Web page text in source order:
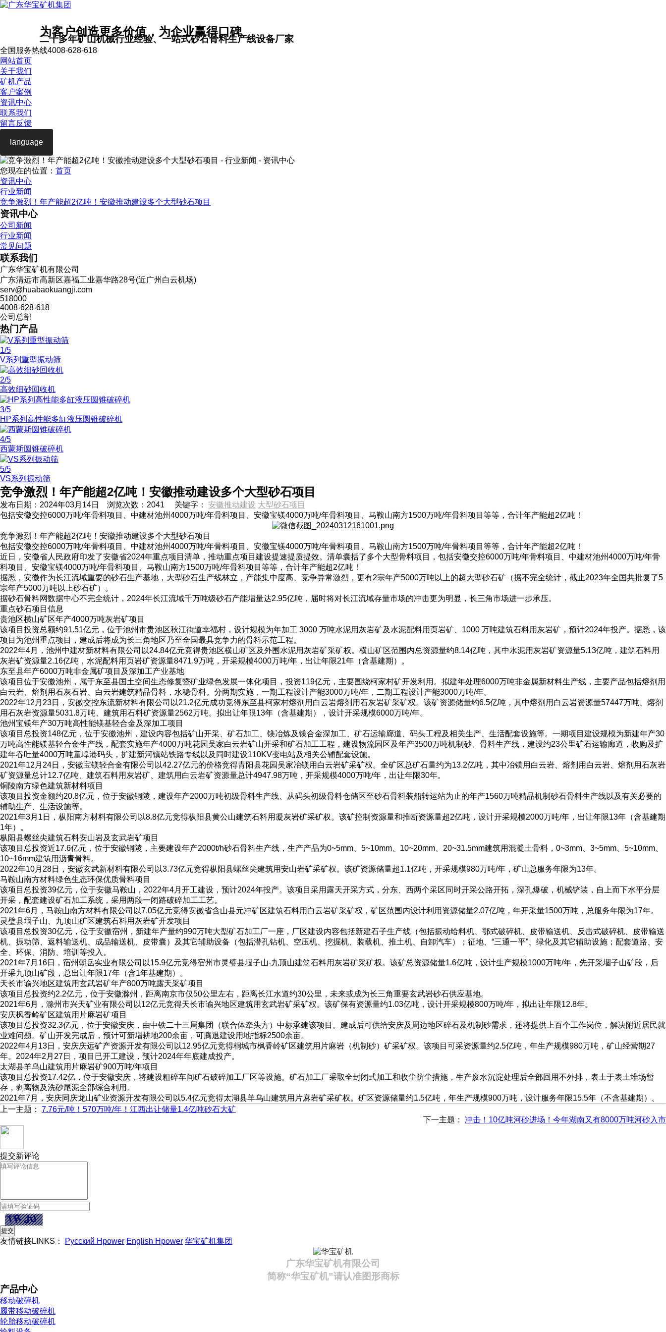
为客户创造更多价值，为企业赢得口碑
二十多年矿山机械行业经验、一站式砂石骨料生产线设备厂家
全国服务热线4008-628-618
网站首页
关于我们
矿机产品
客户案例
资讯中心
联系我们
留言反馈
language
您现在的位置： 首页
资讯中心
行业新闻
竞争激烈！年产能超2亿吨！安徽推动建设多个大型砂石项目
资讯中心
公司新闻
行业新闻
常见问题
联系我们
广东华宝矿机有限公司
广东清远市高新区嘉福工业嘉华路28号(近广州白云机场)
serv@huabaokuangji.com
518000
4008-628-618
公司总部
热门产品
1/5
V系列重型振动筛
2/5
高效细砂回收机
3/5
HP系列高性能多缸液压圆锥破碎机
4/5
西蒙斯圆锥破碎机
5/5
VS系列振动筛
竞争激烈！年产能超2亿吨！安徽推动建设多个大型砂石项目
发布日期： 2024年03月14日 浏览次数： 2041 关键字： 安徽推动建设 大型砂石项目
包括安徽交控6000万吨/年骨料项目、中建材池州4000万吨/年骨料项目、安徽宝镁4000万吨/年骨料项目、马鞍山南方1500万吨/年骨料项目等等，合计年产能超2亿吨！
竞争激烈！年产能超2亿吨！安徽推动建设多个大型砂石项目
包括安徽交控6000万吨/年骨料项目、中建材池州4000万吨/年骨料项目、安徽宝镁4000万吨/年骨料项目、马鞍山南方1500万吨/年骨料项目等等，合计年产能超2亿吨！
近日，安徽省人民政府印发了安徽省2024年重点项目清单，推动重点项目建设提速提质提效。清单囊括了多个大型骨料项目，包括安徽交控6000万吨/年骨料项目、中建材池州4000万吨/年骨
料项目、安徽宝镁4000万吨/年骨料项目、马鞍山南方1500万吨/年骨料项目等等，合计年产能超2亿吨！
据悉，安徽作为长江流域重要的砂石生产基地，大型砂石生产线林立，产能集中度高、竞争异常激烈，更有2宗年产5000万吨以上的超大型砂石矿（据不完全统计，截止2023年全国共批复了5
宗年产5000万吨以上砂石矿）。
据砂石骨料网数据中心不完全统计，2024年长江流域千万吨级砂石产能增量达2.95亿吨，届时将对长江流域存量市场的冲击更为明显，长三角市场进一步承压。
重点砂石项目信息
贵池区横山矿区年产4000万吨灰岩矿项目
该项目投资总额约91.51亿元，位于池州市贵池区秋江街道幸福村，设计规模为年加工 3000 万吨水泥用灰岩矿及水泥配料用页岩矿、1000 万吨建筑石料用灰岩矿，预计2024年投产。据悉，该
项目为池州重点项目，建成后将成为长三角地区乃至全国最具竞争力的骨料示范工程。
2022年4月，池州中建材新材料有限公司以24.84亿元竞得贵池区横山矿区及外围水泥用灰岩矿采矿权。横山矿区范围内总资源量约8.14亿吨，其中水泥用灰岩矿资源量5.13亿吨，建筑石料用
灰岩矿资源量2.16亿吨，水泥配料用页岩矿资源量8471.9万吨，开采规模4000万吨/年，出让年限21年（含基建期）。
东至县年产6000万吨非金属矿项目及深加工产业基地
该项目位于安徽池州，属于东至县国土空间生态修复暨矿业绿色发展一体化项目，投资119亿元，主要围绕柯家村矿开发利用。拟建年处理6000万吨非金属新材料生产线，主要产品包括熔剂用
白云岩、熔剂用石灰石岩、白云岩建筑精品骨料，水稳骨料。分两期实施，一期工程设计产能3000万吨/年，二期工程设计产能3000万吨/年。
2022年12月23日，安徽交控东流新材料有限公司以21.2亿元成功竞得东至县柯家村熔剂用白云岩熔剂用石灰岩矿采矿权。该矿资源储量约6.5亿吨，其中熔剂用白云岩资源量57447万吨、熔剂
用石灰岩资源量5031.8万吨、建筑用石料矿资源量2562万吨。拟出让年限13年（含基建期），设计开采规模6000万吨/年。
池州宝镁年产30万吨高性能镁基轻合金及深加工项目
该项目总投资148亿元，位于安徽池州，建设内容包括矿山开采、矿石加工、镁冶炼及镁合金深加工、矿石运输廊道、码头工程及相关生产、生活配套设施等。一期项目建设规模为新建年产30
万吨高性能镁基轻合金生产线，配套实施年产4000万吨花园吴家白云岩矿山开采和矿石加工工程，建设物流园区及年产3500万吨机制砂、骨料生产线，建设约23公里矿石运输廊道，收购及扩
建年吞吐量4000万吨童埠港码头，扩建新河镇站铁路专线以及同时建设110KV变电站及相关公辅配套设施。
2021年12月24日，安徽宝镁轻合金有限公司以42.27亿元的价格竞得青阳县花园吴家冶镁用白云岩矿采矿权。全矿区总矿石量约为13.2亿吨，其中冶镁用白云岩、熔剂用白云岩、熔剂用石灰岩
矿资源量总计12.7亿吨、建筑石料用灰岩矿、建筑用白云岩矿资源量总计4947.98万吨，开采规模4000万吨/年，出让年限30年。
铜陵南方绿色建筑新材料项目
该项目投资金额约20.8亿元，位于安徽铜陵，建设年产2000万吨初级骨料生产线、从码头初级骨料仓储区至砂石骨料装船转运站为止的年产1560万吨精品机制砂石骨料生产线以及有关必要的
辅助生产、生活设施等。
2021年3月1日，枞阳南方材料有限公司以8.8亿元竞得枞阳县黄公山建筑石料用凝灰岩矿采矿权。该矿控制资源量和推断资源量超2亿吨，设计开采规模2000万吨/年，出让年限13年（含基建期
1年）。
枞阳县螺丝尖建筑石料安山岩及玄武岩矿项目
该项目总投资近17.6亿元，位于安徽铜陵，主要建设年产2000t/h砂石骨料生产线，生产产品为0~5mm、5~10mm、10~20mm、20~31.5mm建筑用混凝土骨料，0~3mm、3~5mm、5~10mm、
10~16mm建筑用沥青骨料。
2022年10月28日，安徽玄武新材料有限公司以3.73亿元竞得枞阳县螺丝尖建筑用安山岩矿采矿权。该矿资源储量超1.1亿吨，开采规模980万吨/年，矿山总服务年限为13年。
马鞍山南方材料绿色生态环保优质骨料项目
该项目总投资39亿元，位于安徽马鞍山，2022年4月开工建设，预计2024年投产。该项目采用露天开采方式，分东、西两个采区同时开采公路开拓，深孔爆破，机械铲装，自上而下水平分层
开采，配套建设矿石加工系统，采用两段一闭路破碎加工工艺。
2021年6月，马鞍山南方材料有限公司以7.05亿元竞得安徽省含山县元冲矿区建筑石料用白云岩矿采矿权，矿区范围内设计利用资源储量2.07亿吨，年开采量1500万吨，总服务年限为17年。
灵璧县堌子山、九顶山矿区建筑石料用灰岩矿开发项目
该项目总投资30亿元，位于安徽宿州，新建年产量约990万吨大型矿石加工厂一座，厂区建设内容包括新建石子生产线（包括振动给料机、鄂式破碎机、皮带输送机、反击式破碎机、皮带输送
机、振动筛、返料输送机、成品输送机、皮带囊）及其它辅助设备（包括潜孔钻机、空压机、挖掘机、装载机、推土机、自卸汽车）；征地、“三通一平”、绿化及其它辅助设施；配套道路、安
全、环保、消防、培训等投入。
2021年7月16日，宿州朝岳实业有限公司以15.9亿元竞得宿州市灵璧县堌子山-九顶山建筑石料用灰岩矿采矿权。该矿总资源储量1.6亿吨，设计生产规模1000万吨/年，先开采堌子山矿段，后
开采九顶山矿段，总出让年限17年（含1年基建期）。
天长市谕兴地区建筑用玄武岩矿年产800万吨露天采矿项目
该项目总投资约2.2亿元，位于安徽滁州，距离南京市仅50公里左右，距离长江水道约30公里，未来或成为长三角重要玄武岩砂石供应基地。
2021年6月，滁州市兴天矿业有限公司以12亿元竞得天长市谕兴地区建筑用玄武岩矿采矿权。该矿保有资源量约1.03亿吨，设计开采规模800万吨/年，拟出让年限12.8年。
安庆枫香岭矿区建筑用片麻岩矿项目
该项目总投资32.3亿元，位于安徽安庆，由中铁二十三局集团（联合体牵头方）中标承建该项目。建成后可供给安庆及周边地区碎石及机制砂需求，还将提供上百个工作岗位，解决附近居民就
业难问题。矿山开发完成后，预计可新增耕地200余亩，可腾退建设用地指标2500余亩。
2022年4月13日，安庆庆远矿产资源开发有限公司以12.95亿元竞得桐城市枫香岭矿区建筑用片麻岩（机制砂）矿采矿权。该项目可采资源量约2.5亿吨，年生产规模980万吨，矿山经营期27
年。2024年2月27日，项目已开工建设，预计2024年年底建成投产。
太湖县羊乌山建筑用片麻岩矿900万吨/年项目
该项目总投资17.42亿，位于安徽安庆，将建设粗碎车间矿石破碎加工厂区等设施。矿石加工厂采取全封闭式加工和收尘防尘措施，生产废水沉淀处理后全部回用不外排，表土于表土堆场暂
存，剥离物及洗砂尾泥全部综合利用。
2021年7月，安庆同庆龙山矿业资源开发有限公司以5.4亿元竞得太湖县羊乌山建筑用片麻岩矿采矿权。矿区资源储量约1.5亿吨，年生产规模900万吨，设计服务年限15.5年（不含基建期）。
上一主题： 7.76元/吨！570万吨/年！江西出让储量1.4亿吨砂石大矿
下一主题： 冲击！10亿吨河砂进场！今年湖南又有8000万吨河砂入市
提交新评论
友情链接LINKS： Русский Hpower English Hpower 华宝矿机集团
广东华宝矿机有限公司
简称“华宝矿机”请认准图形商标
产品中心
移动破碎机
履带移动破碎机
轮胎移动破碎机